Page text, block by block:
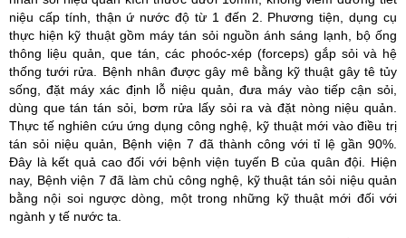
niệu cấp tính, thận ứ nước độ từ 1 đến 2. Phương tiện, dụng cụ
thực hiện kỹ thuật gồm máy tán sỏi nguồn ánh sáng lạnh, bộ ống
thông liệu quản, que tán, các phoóc-xép (forceps) gắp sỏi và hệ
thống tưới rửa. Bệnh nhân được gây mê bằng kỹ thuật gây tê tủy
sống, đặt máy xác định lỗ niệu quản, đưa máy vào tiếp cận sỏi,
dùng que tán tán sỏi, bơm rửa lấy sỏi ra và đặt nòng niệu quản.
Thực tế nghiên cứu ứng dụng công nghệ, kỹ thuật mới vào điều trị
tán sỏi niệu quản, Bệnh viện 7 đã thành công với tỉ lệ gần 90%.
Đây là kết quả cao đối với bệnh viện tuyến B của quân đội. Hiện
nay, Bệnh viện 7 đã làm chủ công nghệ, kỹ thuật tán sỏi niệu quản
bằng nội soi ngược dòng, một trong những kỹ thuật mới đối với
ngành y tế nước ta.